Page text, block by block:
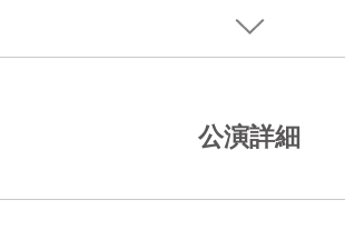
公演詳細